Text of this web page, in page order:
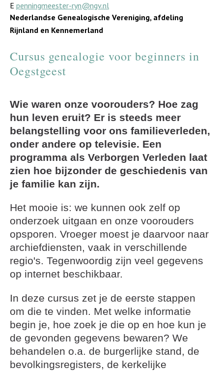
E penningmeester-ryn@ngv.nl
Nederlandse Genealogische Vereniging, afdeling
Rijnland en Kennemerland
Cursus genealogie voor beginners in
Oegstgeest
Wie waren onze voorouders? Hoe zag
hun leven eruit? Er is steeds meer
belangstelling voor ons familieverleden,
onder andere op televisie. Een
programma als Verborgen Verleden laat
zien hoe bijzonder de geschiedenis van
je familie kan zijn.
Het mooie is: we kunnen ook zelf op
onderzoek uitgaan en onze voorouders
opsporen. Vroeger moest je daarvoor naar
archiefdiensten, vaak in verschillende
regio's. Tegenwoordig zijn veel gegevens
op internet beschikbaar.
In deze cursus zet je de eerste stappen
om die te vinden. Met welke informatie
begin je, hoe zoek je die op en hoe kun je
de gevonden gegevens bewaren? We
behandelen o.a. de burgerlijke stand, de
bevolkingsregisters, de kerkelijke